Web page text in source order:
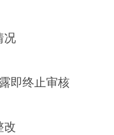
况
即终止审核
改